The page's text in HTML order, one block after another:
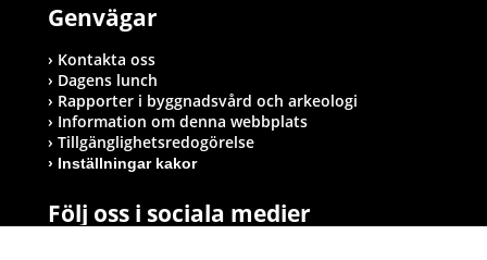
Genvägar
Kontakta oss
Dagens lunch
Rapporter i byggnadsvård och arkeologi
Information om denna webbplats
Tillgänglighetsredogörelse
Inställningar kakor
Följ oss i sociala medier